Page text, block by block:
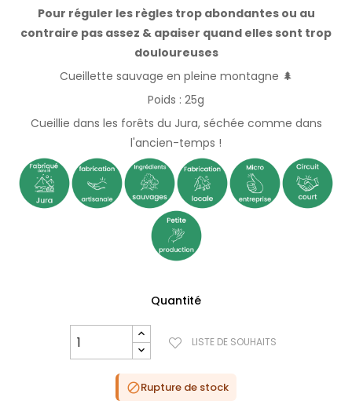
Pour réguler les règles trop abondantes ou au
contraire pas assez & apaiser quand elles sont trop
douloureuses
Cueillette sauvage en pleine montagne 🌲
Poids : 25g
Cueillie dans les forêts du Jura, séchée comme dans
l'ancien-temps !
Quantité
LISTE DE SOUHAITS
Rupture de stock